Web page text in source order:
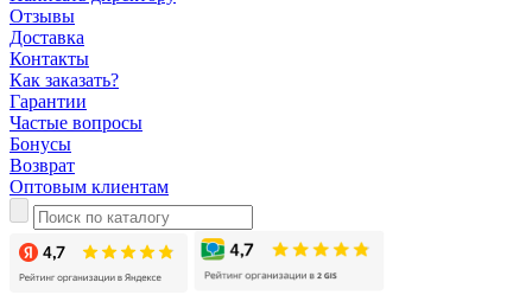
Отзывы
Доставка
Контакты
Как заказать?
Гарантии
Частые вопросы
Бонусы
Возврат
Оптовым клиентам